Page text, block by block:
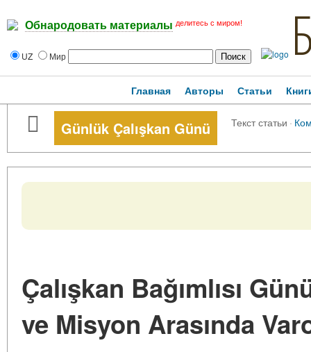
Обнародовать материалы делитесь с миром!
UZ Мир
Главная Авторы Статьи
Günlük Çalışkan Günü Текст статьи ·
Çalışkan Bağımlısı
ve Misyon Arasında